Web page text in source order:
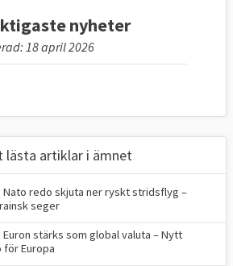
nyheter
18 april 2026
lästa artiklar i ämnet
Nato redo skjuta ner ryskt stridsflyg –
seger
stärks som global valuta – Nytt
Europa